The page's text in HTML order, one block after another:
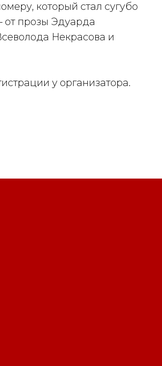
который стал сугубо
от прозы Эдуарда
Некрасова и
у организатора.